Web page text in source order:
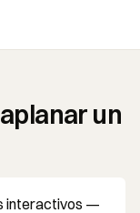
un
interactivos —